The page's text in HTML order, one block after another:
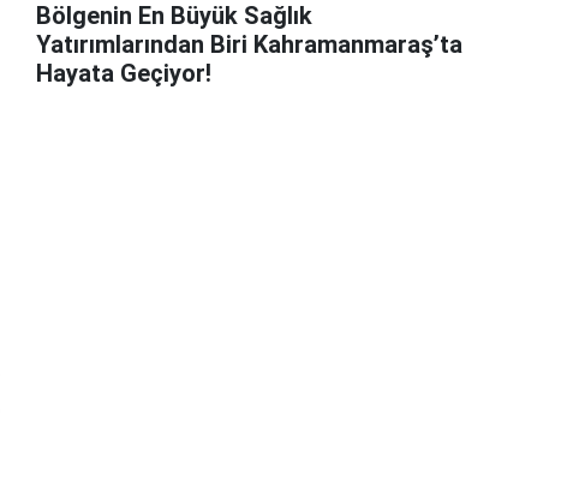
Bölgenin En Büyük Sağlık
Yatırımlarından Biri Kahramanmaraş’ta
Hayata Geçiyor!